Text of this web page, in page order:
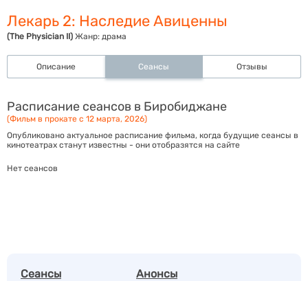
Лекарь 2: Наследие Авиценны
(The Physician II) Жанр: драма
Описание Сеансы Отзывы
Расписание сеансов в Биробиджане
(Фильм в прокате с 12 марта, 2026)
Опубликовано актуальное расписание фильма, когда будущие сеансы в
кинотеатрах станут известны - они отобразятся на сайте
Нет сеансов
Сеансы Анонсы